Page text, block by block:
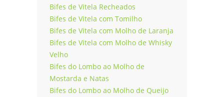
Bifes de Vitela Recheados
Bifes de Vitela com Tomilho
Bifes de Vitela com Molho de Laranja
Bifes de Vitela com Molho de Whisky
Velho
Bifes do Lombo ao Molho de
Mostarda e Natas
Bifes do Lombo ao Molho de Queijo